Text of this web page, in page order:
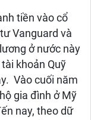
tiền vào cổ
Vanguard và
ở nước này
khoản Quỹ
Vào cuối năm
gia đình ở Mỹ
nay, theo dữ